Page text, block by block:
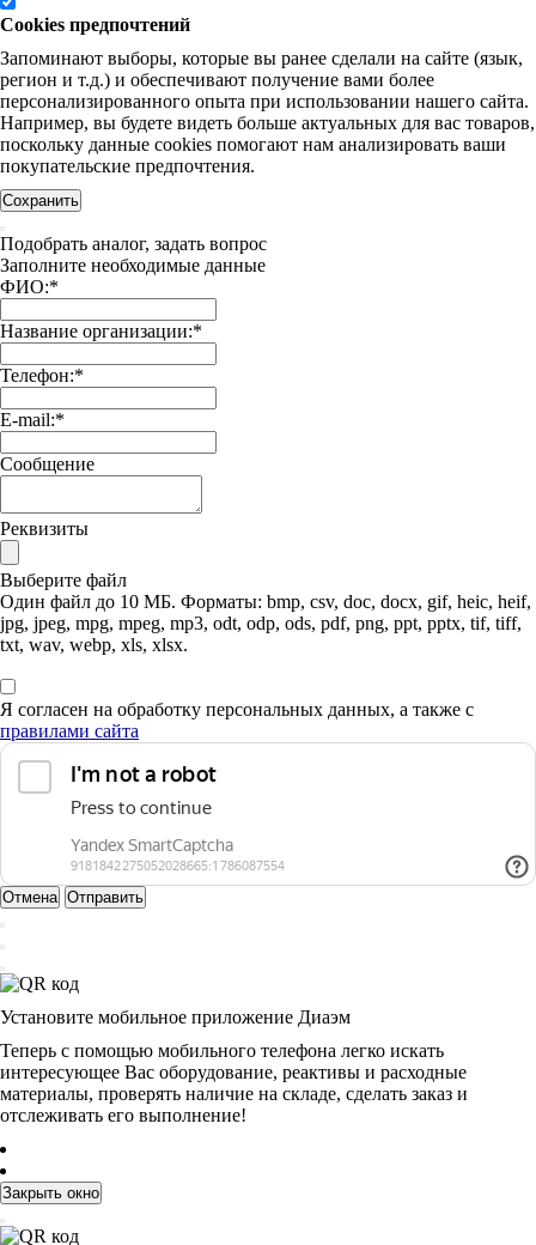
Cookies предпочтений
Запоминают выборы, которые вы ранее сделали на сайте (язык,
регион и т.д.) и обеспечивают получение вами более
персонализированного опыта при использовании нашего сайта.
Например, вы будете видеть больше актуальных для вас товаров,
поскольку данные cookies помогают нам анализировать ваши
покупательские предпочтения.
Сохранить
Подобрать аналог, задать вопрос
Заполните необходимые данные
ФИО:*
Название организации:*
Телефон:*
E-mail:*
Сообщение
Реквизиты
Выберите файл
Один файл до 10 МБ. Форматы: bmp, csv, doc, docx, gif, heic, heif,
jpg, jpeg, mpg, mpeg, mp3, odt, odp, ods, pdf, png, ppt, pptx, tif, tiff,
txt, wav, webp, xls, xlsx.
Я согласен на обработку персональных данных, а также с
правилами сайта
Отмена Отправить
Установите мобильное приложение Диаэм
Теперь с помощью мобильного телефона легко искать
интересующее Вас оборудование, реактивы и расходные
материалы, проверять наличие на складе, сделать заказ и
отслеживать его выполнение!
Закрыть окно